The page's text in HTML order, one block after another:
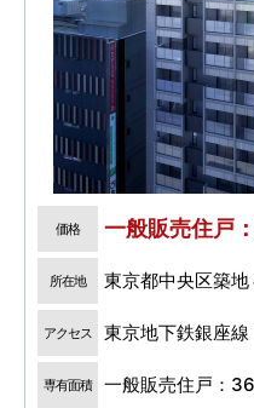
価格 一般販売住戸
所在地 東京都中央区築
アクセス 東京地下鉄銀座
専有面積 一般販売住戸：